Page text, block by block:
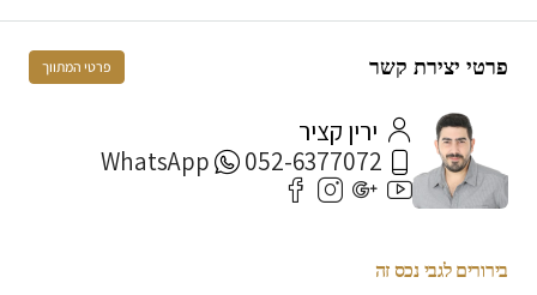
פרטי יצירת קשר פרטי המתווך
ירין קציר
052-6377072
WhatsApp
בירורים לגבי נכס זה